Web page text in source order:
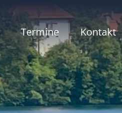
Termine Kontakt